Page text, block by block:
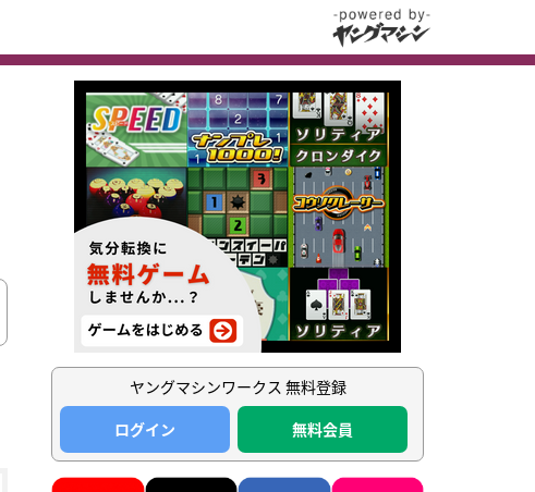
ヤングマシンワークス 無料登録
ログイン
無料会員